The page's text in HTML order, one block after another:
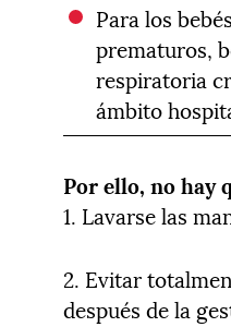
Para los
prematuros,
respiratoria
ámbito
Por ello, no hay
1. Lavarse las
2. Evitar
después de la